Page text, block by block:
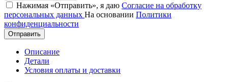
Нажимая «Отправить», я даю Согласие на обработку
персональных данных На основании Политики
конфиденциальности
Отправить
Описание
Детали
Условия оплаты и доставки